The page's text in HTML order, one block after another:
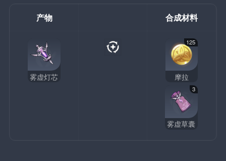
产物 合成材料
雾虚灯芯
125
摩拉
3
雾虚草囊